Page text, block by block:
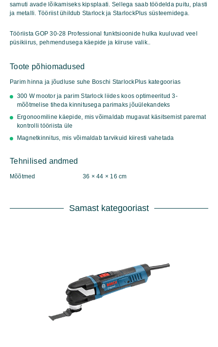
samuti avade lõikamiseks kipsplaati. Sellega saab töödelda puitu, plasti
ja metalli. Tööriist ühildub Starlock ja StarlockPlus süsteemidega.
Tööriista GOP 30-28 Professional funktsioonide hulka kuuluvad veel
püsikiirus, pehmendusega käepide ja kiiruse valik..
Toote põhiomadused
Parim hinna ja jõudluse suhe Boschi StarlockPlus kategoorias
300 W mootor ja parim Starlock liides koos optimeeritud 3-
mõõtmelise tiheda kinnitusega parimaks jõuülekandeks
Ergonoomiline käepide, mis võimaldab mugavat käsitsemist paremat
kontrolli tööriista üle
Magnetkinnitus, mis võimaldab tarvikuid kiiresti vahetada
Tehnilised andmed
Mõõtmed 36 × 44 × 16 cm
Samast kategooriast